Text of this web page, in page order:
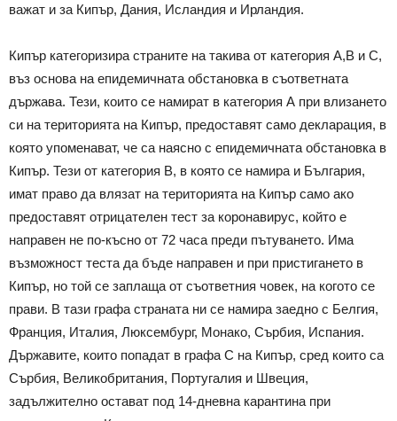
важат и за Кипър, Дания, Исландия и Ирландия.
Кипър категоризира страните на такива от категория А,B и C,
въз основа на епидемичната обстановка в съответната
държава. Тези, които се намират в категория А при влизането
си на територията на Кипър, предоставят само декларация, в
която упоменават, че са наясно с епидемичната обстановка в
Кипър. Тези от категория B, в която се намира и България,
имат право да влязат на територията на Кипър само ако
предоставят отрицателен тест за коронавирус, който е
направен не по-късно от 72 часа преди пътуването. Има
възможност теста да бъде направен и при пристигането в
Кипър, но той се заплаща от съответния човек, на когото се
прави. В тази графа страната ни се намира заедно с Белгия,
Франция, Италия, Люксембург, Монако, Сърбия, Испания.
Държавите, които попадат в графа C на Кипър, сред които са
Сърбия, Великобритания, Португалия и Швеция,
задължително остават под 14-дневна карантина при